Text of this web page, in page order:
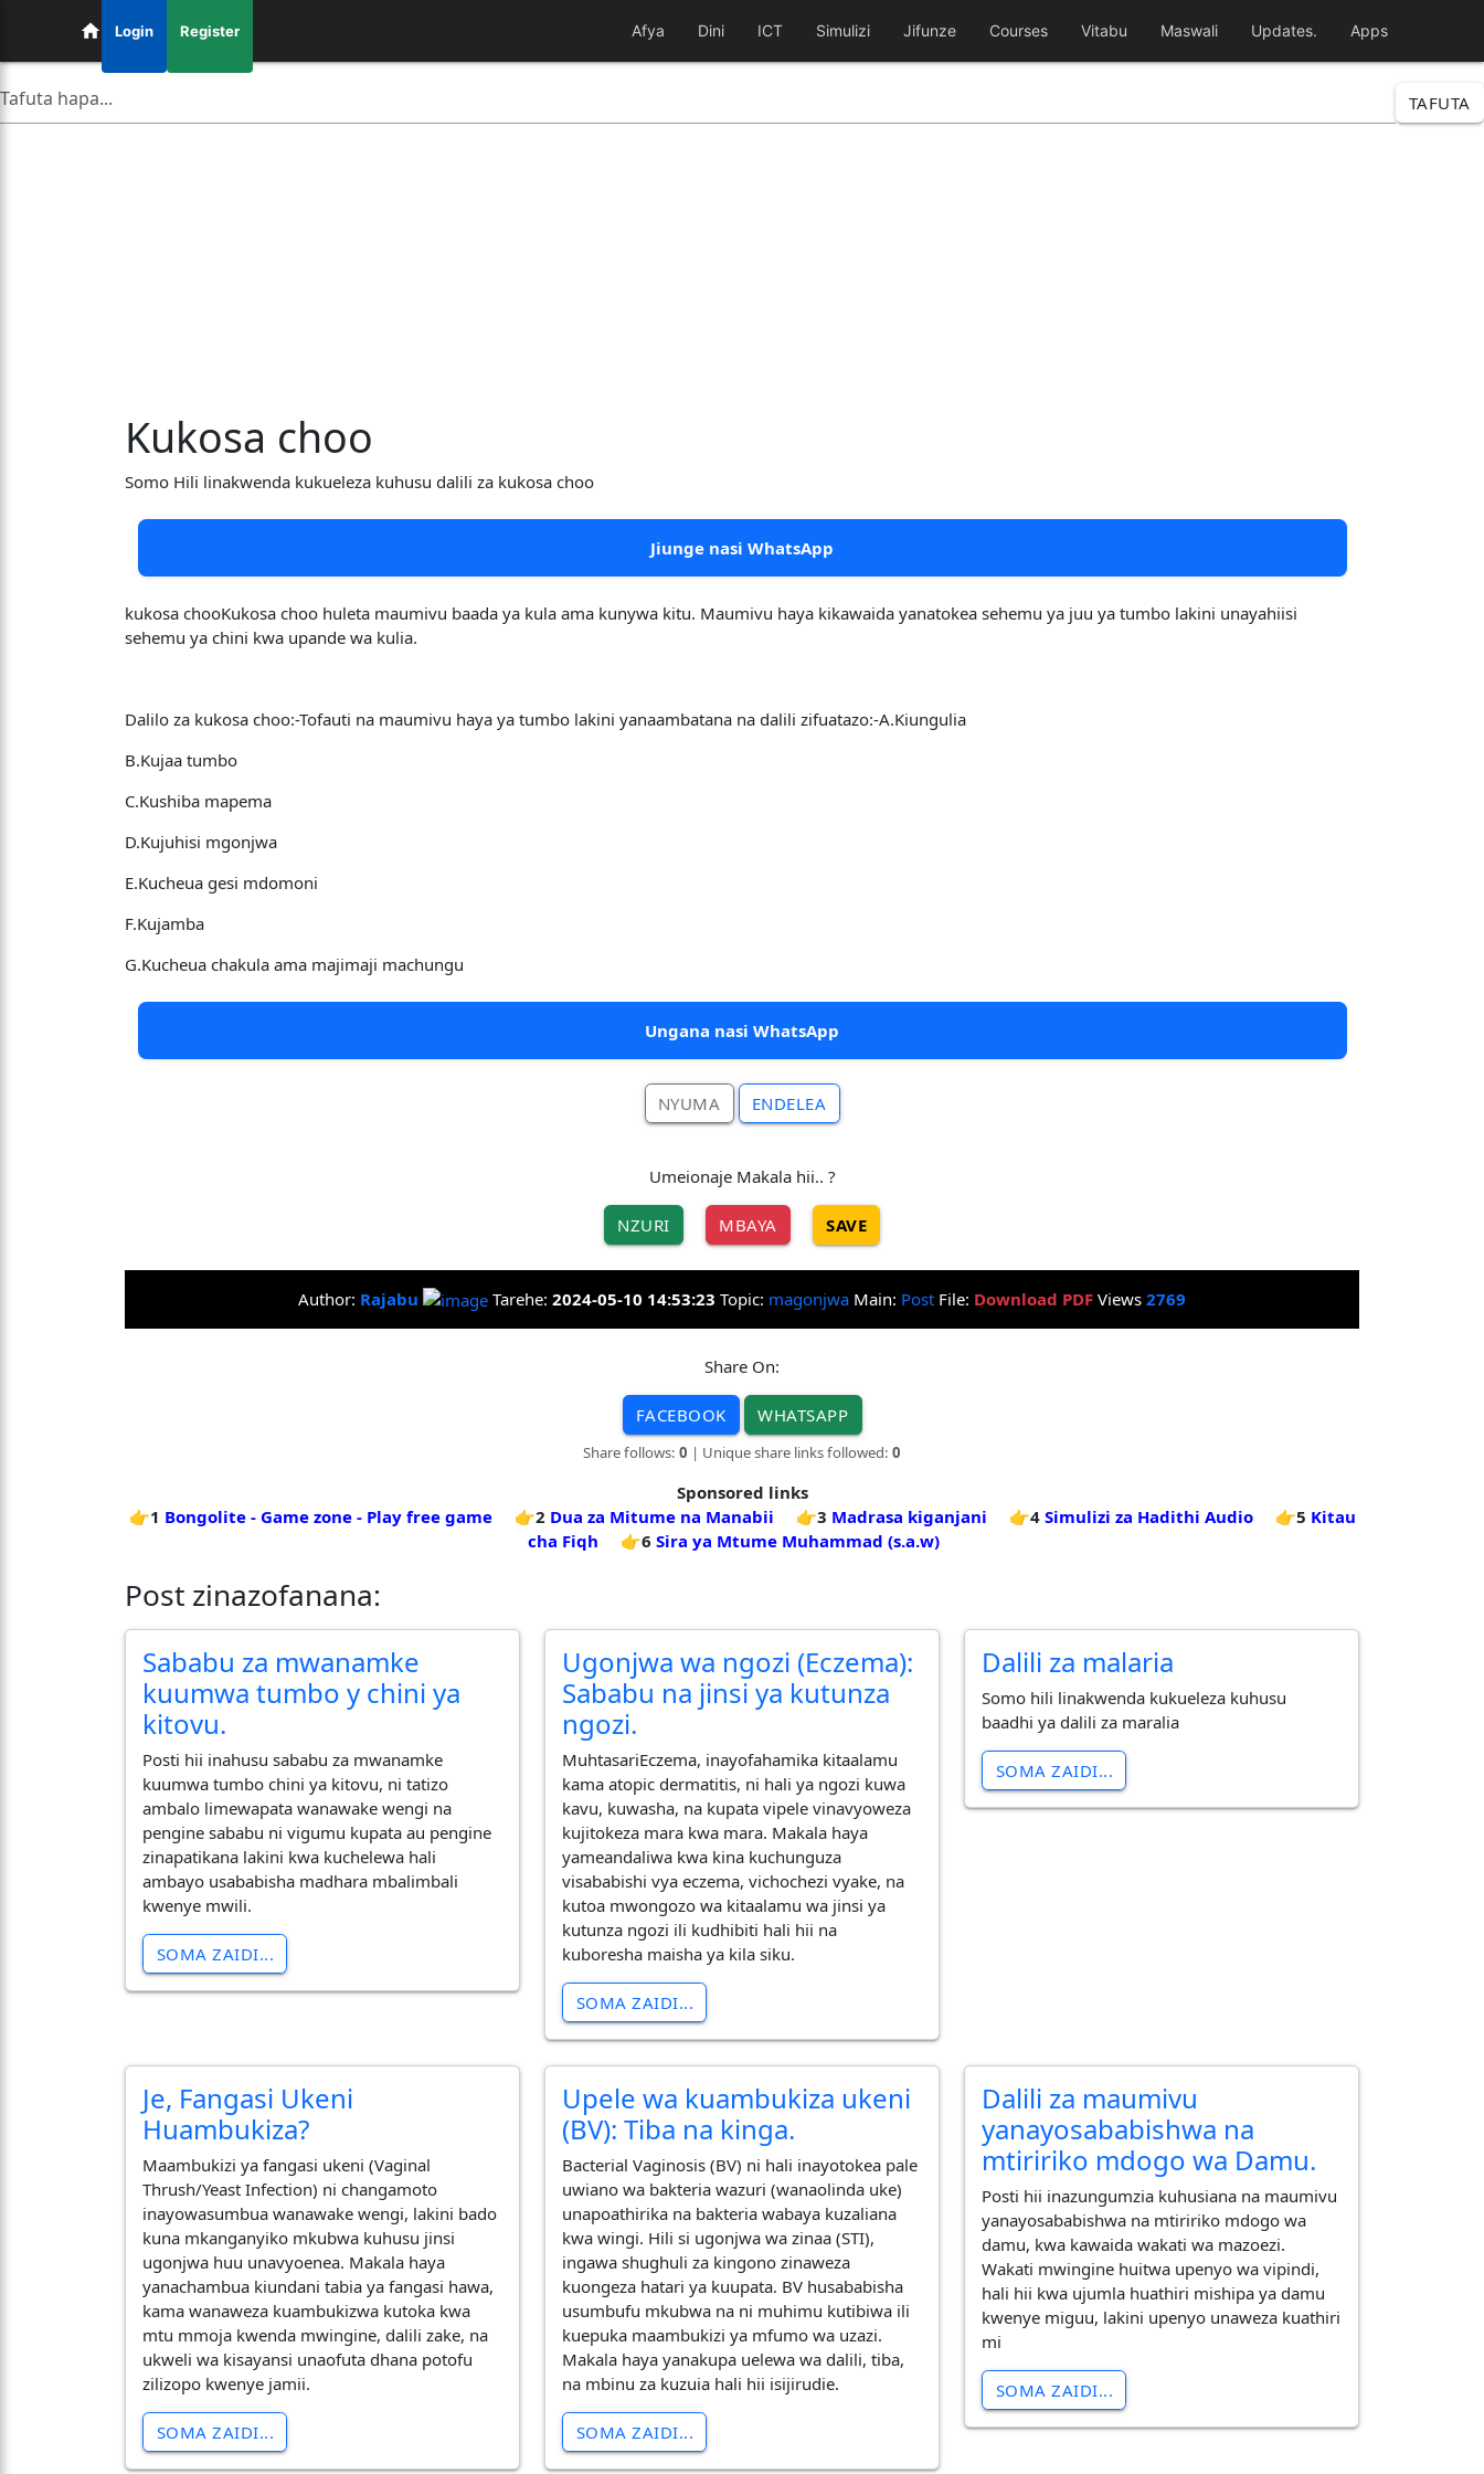
Login Register Afya Dini ICT Simulizi Jifunze Courses Vitabu Maswali Updates. Apps
TAFUTA
Kukosa choo
Somo Hili linakwenda kukueleza kuhusu dalili za kukosa choo
Jiunge nasi WhatsApp
kukosa chooKukosa choo huleta maumivu baada ya kula ama kunywa kitu. Maumivu haya kikawaida yanatokea sehemu ya juu ya tumbo lakini unayahiisi
sehemu ya chini kwa upande wa kulia.
Dalilo za kukosa choo:-Tofauti na maumivu haya ya tumbo lakini yanaambatana na dalili zifuatazo:-A.Kiungulia
B.Kujaa tumbo
C.Kushiba mapema
D.Kujuhisi mgonjwa
E.Kucheua gesi mdomoni
F.Kujamba
G.Kucheua chakula ama majimaji machungu
Ungana nasi WhatsApp
NYUMA ENDELEA
Umeionaje Makala hii.. ?
NZURI MBAYA SAVE
Author: Rajabu Tarehe: 2024-05-10 14:53:23 Topic: magonjwa Main: Post File: Download PDF Views 2769
Share On:
FACEBOOK WHATSAPP
Share follows: 0 | Unique share links followed: 0
Sponsored links
👉1 Bongolite - Game zone - Play free game 👉2 Dua za Mitume na Manabii 👉3 Madrasa kiganjani 👉4 Simulizi za Hadithi Audio 👉5 Kitau
cha Fiqh
👉6 Sira ya Mtume Muhammad (s.a.w)
Post zinazofanana:
Sababu za mwanamke
kuumwa tumbo y chini ya
kitovu.
Posti hii inahusu sababu za mwanamke
kuumwa tumbo chini ya kitovu, ni tatizo
ambalo limewapata wanawake wengi na
pengine sababu ni vigumu kupata au pengine
zinapatikana lakini kwa kuchelewa hali
ambayo usababisha madhara mbalimbali
kwenye mwili.
SOMA ZAIDI...
Ugonjwa wa ngozi (Eczema):
Sababu na jinsi ya kutunza
ngozi.
​Muhtasari ​Eczema, inayofahamika kitaalamu
kama atopic dermatitis, ni hali ya ngozi kuwa
kavu, kuwasha, na kupata vipele vinavyoweza
kujitokeza mara kwa mara. Makala haya
yameandaliwa kwa kina kuchunguza
visababishi vya eczema, vichochezi vyake, na
kutoa mwongozo wa kitaalamu wa jinsi ya
kutunza ngozi ili kudhibiti hali hii na
kuboresha maisha ya kila siku.
SOMA ZAIDI...
Dalili za malaria
Somo hili linakwenda kukueleza kuhusu
baadhi ya dalili za maralia
SOMA ZAIDI...
Je, Fangasi Ukeni
Huambukiza?
Maambukizi ya fangasi ukeni (Vaginal
Thrush/Yeast Infection) ni changamoto
inayowasumbua wanawake wengi, lakini bado
kuna mkanganyiko mkubwa kuhusu jinsi
ugonjwa huu unavyoenea. Makala haya
yanachambua kiundani tabia ya fangasi hawa,
kama wanaweza kuambukizwa kutoka kwa
mtu mmoja kwenda mwingine, dalili zake, na
ukweli wa kisayansi unaofuta dhana potofu
zilizopo kwenye jamii.
SOMA ZAIDI...
Upele wa kuambukiza ukeni
(BV): Tiba na kinga.
Bacterial Vaginosis (BV) ni hali inayotokea pale
uwiano wa bakteria wazuri (wanaolinda uke)
unapoathirika na bakteria wabaya kuzaliana
kwa wingi. Hili si ugonjwa wa zinaa (STI),
ingawa shughuli za kingono zinaweza
kuongeza hatari ya kuupata. BV husababisha
usumbufu mkubwa na ni muhimu kutibiwa ili
kuepuka maambukizi ya mfumo wa uzazi.
Makala haya yanakupa uelewa wa dalili, tiba,
na mbinu za kuzuia hali hii isijirudie.
SOMA ZAIDI...
Dalili za maumivu
yanayosababishwa na
mtiririko mdogo wa Damu.
Posti hii inazungumzia kuhusiana na maumivu
yanayosababishwa na mtiririko mdogo wa
damu, kwa kawaida wakati wa mazoezi.
Wakati mwingine huitwa upenyo wa vipindi,
hali hii kwa ujumla huathiri mishipa ya damu
kwenye miguu, lakini upenyo unaweza kuathiri
mi
SOMA ZAIDI...